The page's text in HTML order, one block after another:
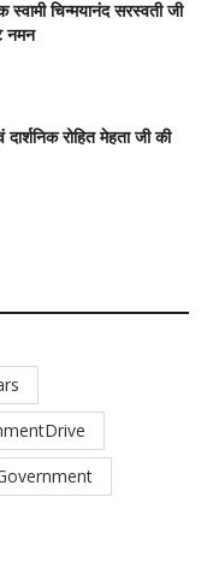
चिन्मयानंद सरस्वती जी
नमन
रोहित मेहता जी की